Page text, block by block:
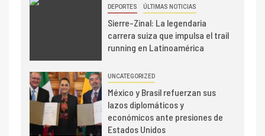
DEPORTES ÚLTIMAS NOTICIAS
Sierre-Zinal: La legendaria
carrera suiza que impulsa el trail
running en Latinoamérica
UNCATEGORIZED
México y Brasil refuerzan sus
lazos diplomáticos y
económicos ante presiones de
Estados Unidos